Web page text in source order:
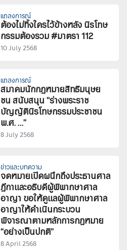
แถลงการณ์
ต้องไม่ทิ้งใครไว้ข้างหลัง นิรโทษ
กรรมต้องรวม #มาตรา 112
10 July 2568
แถลงการณ์
สมาคมนักกฎหมายสิทธิมนุษย
ชน สนับสนุน “ร่างพระราช
บัญญัตินิรโทษกรรมประชาชน
พ.ศ. …”
8 July 2568
ข่าวและบทความ
จดหมายเปิดผนึกถึงประธานศาล
ฎีกาและอธิบดีผู้พิพากษาศาล
อาญา ขอให้ดูแลผู้พิพากษาศาล
อาญาให้ดำเนินกระบวน
พิจารณาตามหลักการกฎหมาย
“อย่างเป็นปกติ”
8 April 2568